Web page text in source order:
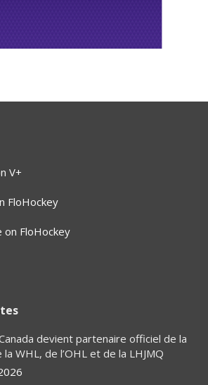
V+
FloHockey
on FloHockey
devient partenaire officiel de la
la WHL, de l’OHL et de la LHJMQ